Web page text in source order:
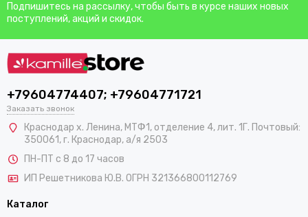
Подпишитесь на рассылку, чтобы быть в курсе наших новых
поступлений, акций и скидок.
+79604774407; +79604771721
Заказать звонок
Краснодар х. Ленина, МТФ1, отделение 4, лит. 1Г. Почтовый:
350061, г. Краснодар, а/я 2503
ПН-ПТ с 8 до 17 часов
ИП Решетникова Ю.В. ОГРН 321366800112769
Каталог